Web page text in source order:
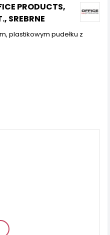
PRODUCTS,
SREBRNE
plastikowym pudełku z